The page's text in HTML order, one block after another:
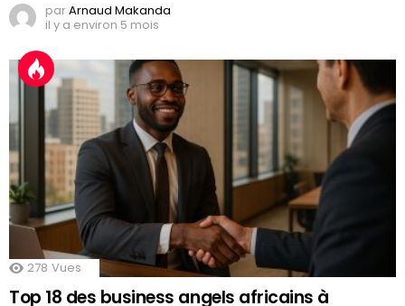
parArnaud Makanda
il y a environ 5 mois
278 Vues
Top 18 des business angels africains à